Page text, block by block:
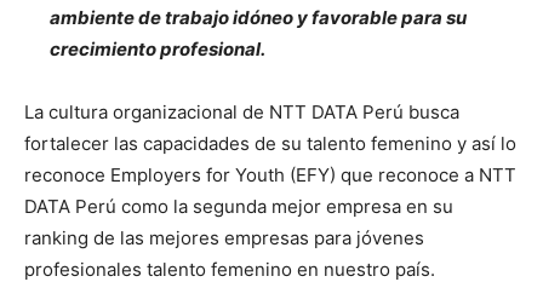
ambiente de trabajo idóneo y favorable para su
crecimiento profesional.
La cultura organizacional de NTT DATA Perú busca
fortalecer las capacidades de su talento femenino y así lo
reconoce Employers for Youth (EFY) que reconoce a NTT
DATA Perú como la segunda mejor empresa en su
ranking de las mejores empresas para jóvenes
profesionales talento femenino en nuestro país.